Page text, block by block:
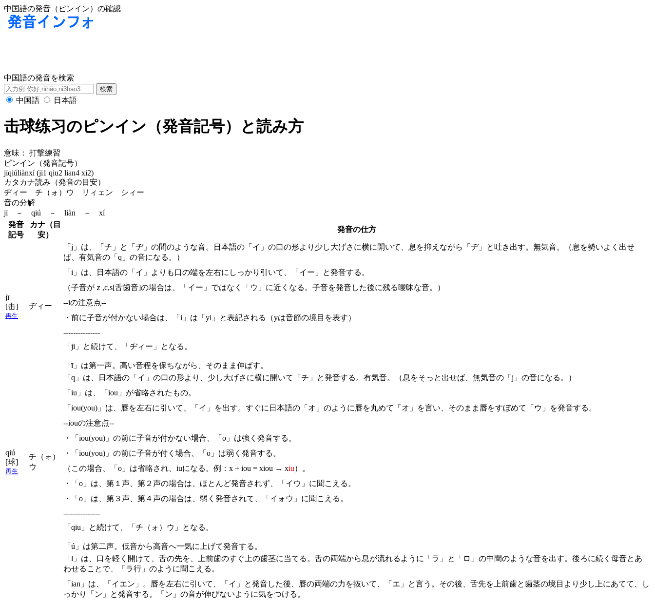
中国語の発音（ピンイン）の確認
中国語の発音を検索
中国語 日本語
击球练习のピンイン（発音記号）と読み方
意味：
打撃練習
ピンイン（発音記号）
jīqiúliànxí (ji1 qiu2 lian4 xi2)
カタカナ読み（発音の目安）
ヂィー チ（ォ）ウ リィェン シィー
音の分解
jī － qiú － liàn － xí
発音
記号
カナ（目
安）
発音の仕方
jī
[击]
再生
ヂィー
「j」は、「チ」と「ヂ」の間のような音。日本語の「イ」の口の形より少し大げさに横に開いて、息を抑えながら「ヂ」と吐き出す。無気音。（息を勢いよく出せ
ば、有気音の「q」の音になる。）
「i」は、日本語の「イ」よりも口の端を左右にしっかり引いて、「イー」と発音する。
（子音がｚ,c,s[舌歯音]の場合は、「イー」ではなく「ウ」に近くなる。子音を発音した後に残る曖昧な音。）
--iの注意点--
・前に子音が付かない場合は、「i」は「yi」と表記される（yは音節の境目を表す）
---------------
「ji」と続けて、「ヂィー」となる。
「ī」は第一声。高い音程を保ちながら、そのまま伸ばす。
qiú
[球]
再生
チ（ォ）
ウ
「q」は、日本語の「イ」の口の形より、少し大げさに横に開いて「チ」と発音する。有気音。（息をそっと出せば、無気音の「j」の音になる。）
「iu」は、「iou」が省略されたもの。
「iou(you)」は、唇を左右に引いて、「イ」を出す。すぐに日本語の「オ」のように唇を丸めて「オ」を言い、そのまま唇をすぼめて「ウ」を発音する。
--iouの注意点--
・「iou(you)」の前に子音が付かない場合、「o」は強く発音する。
・「iou(you)」の前に子音が付く場合、「o」は弱く発音する。
（この場合、「o」は省略され、iuになる。例：x + iou = xiou → xiu）。
・「o」は、第１声、第２声の場合は、ほとんど発音されず、「イウ」に聞こえる。
・「o」は、第３声、第４声の場合は、弱く発音されて、「イォウ」に聞こえる。
---------------
「qiu」と続けて、「チ（ォ）ウ」となる。
「ú」は第二声。低音から高音へ一気に上げて発音する。
「l」は、口を軽く開けて、舌の先を、上前歯のすぐ上の歯茎に当てる。舌の両端から息が流れるように「ラ」と「ロ」の中間のような音を出す。後ろに続く母音とあ
わせることで、「ラ行」のように聞こえる。
「ian」は、「イエン」。唇を左右に引いて、「イ」と発音した後、唇の両端の力を抜いて、「エ」と言う。その後、舌先を上前歯と歯茎の境目より少し上にあてて、し
っかり「ン」と発音する。「ン」の音が伸びないように気をつける。